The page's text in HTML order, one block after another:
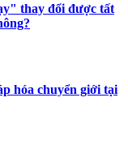
thay đổi được tất
hóa chuyển giới tại